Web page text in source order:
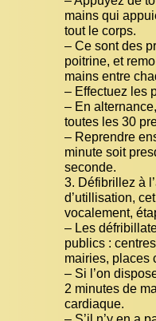
mains qui
tout le corps.
– Ce sont des
poitrine, et
mains entre
– Effectuez les
– En
toutes les 30
– Reprendre
minute soit
seconde.
3. Défibrillez à
d’utillisation,
vocalement,
– Les
publics :
mairies, places
– Si l’on
2 minutes de
cardiaque.